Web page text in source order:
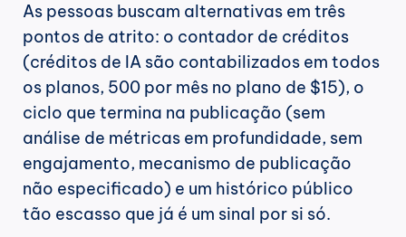
As pessoas buscam alternativas em três
pontos de atrito: o contador de créditos
(créditos de IA são contabilizados em todos
os planos, 500 por mês no plano de $15), o
ciclo que termina na publicação (sem
análise de métricas em profundidade, sem
engajamento, mecanismo de publicação
não especificado) e um histórico público
tão escasso que já é um sinal por si só.